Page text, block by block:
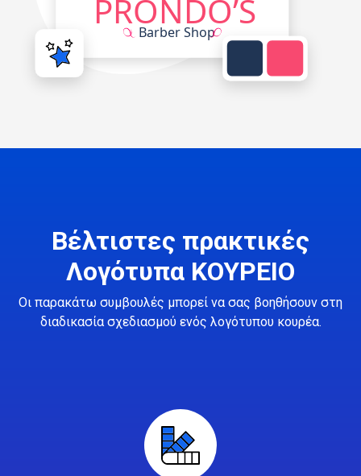
Βέλτιστες πρακτικές
Λογότυπα ΚΟΥΡΕΙΟ
Οι παρακάτω συμβουλές μπορεί να σας βοηθήσουν στη
διαδικασία σχεδιασμού ενός λογότυπου κουρέα.